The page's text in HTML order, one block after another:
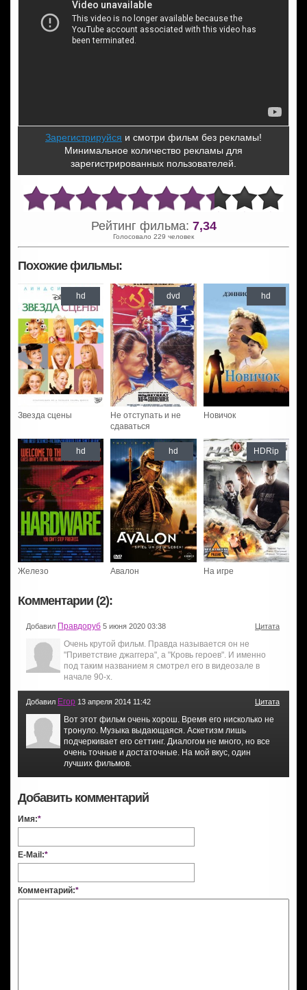
Зарегистрируйся и смотри фильм без рекламы!
Минимальное количество рекламы для
зарегистрированных пользователей.
Рейтинг фильма: 7,34
Голосовало 229 человек
Похожие фильмы:
Звезда сцены
hd
Не отступать и не
сдаваться
dvd
Новичок
hd
Железо
hd
Авалон
hd
На игре
HDRip
Комментарии (2):
Добавил Правдоруб 5 июня 2020 03:38 Цитата
Очень крутой фильм. Правда называется он не
"Приветствие джаггера", а "Кровь героев". И именно
под таким названием я смотрел его в видеозале в
начале 90-х.
Добавил Егор 13 апреля 2014 11:42 Цитата
Вот этот фильм очень хорош. Время его нисколько не
тронуло. Музыка выдающаяся. Аскетизм лишь
подчеркивает его сеттинг. Диалогом не много, но все
очень точные и достаточные. На мой вкус, один
лучших фильмов.
Добавить комментарий
Имя:*
E-Mail:*
Комментарий:*